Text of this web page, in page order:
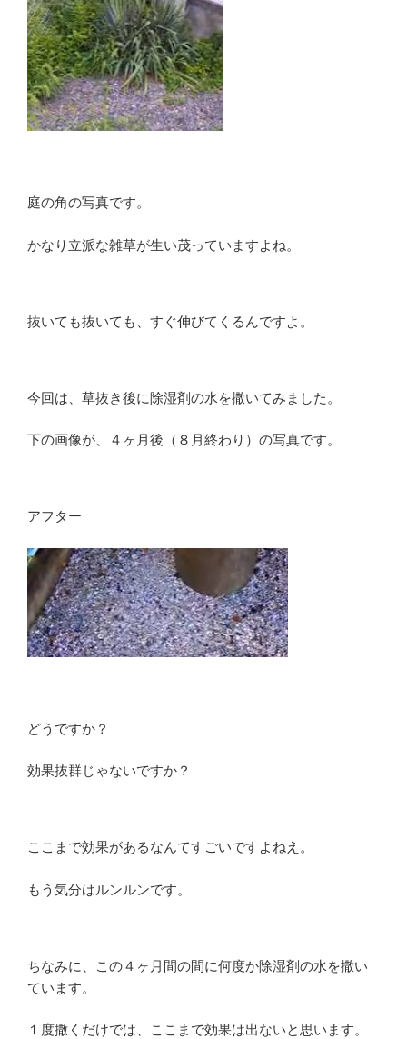
庭の角の写真です。
かなり立派な雑草が生い茂っていますよね。
抜いても抜いても、すぐ伸びてくるんですよ。
今回は、草抜き後に除湿剤の水を撒いてみました。
下の画像が、４ヶ月後（８月終わり）の写真です。
アフター
どうですか？
効果抜群じゃないですか？
ここまで効果があるなんてすごいですよねえ。
もう気分はルンルンです。
ちなみに、この４ヶ月間の間に何度か除湿剤の水を撒い
ています。
１度撒くだけでは、ここまで効果は出ないと思います。